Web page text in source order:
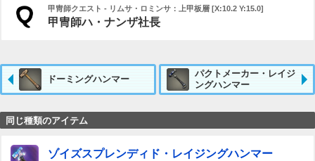
甲冑師クエスト - リムサ・ロミンサ：上甲板層 [X:10.2 Y:15.0]
甲冑師ハ・ナンザ社長
ドーミングハンマー
パクトメーカー・レイジ
ングハンマー
同じ種類のアイテム
ゾイズスプレンディド・レイジングハンマー